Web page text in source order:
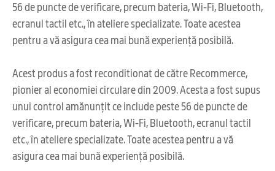
56 de puncte de verificare, precum bateria, Wi-Fi, Bluetooth,
ecranul tactil etc., în ateliere specializate. Toate acestea
pentru a vă asigura cea mai bună experiență posibilă.
Acest produs a fost reconditionat de către Recommerce,
pionier al economiei circulare din 2009. Acesta a fost supus
unui control amănunțit ce include peste 56 de puncte de
verificare, precum bateria, Wi-Fi, Bluetooth, ecranul tactil
etc., în ateliere specializate. Toate acestea pentru a vă
asigura cea mai bună experiență posibilă.